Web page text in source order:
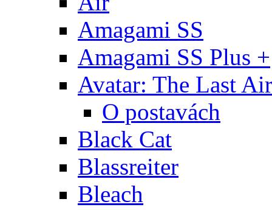
Amagami SS
Amagami SS Plus +
Avatar: The Last
O postavách
Black Cat
Blassreiter
Bleach